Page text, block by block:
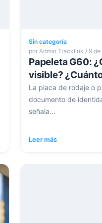
Sin categoría
por Admin Tracklink / 9
Papeleta G60:
visible?
La placa de rodaje o
documento de
señala...
Leer más